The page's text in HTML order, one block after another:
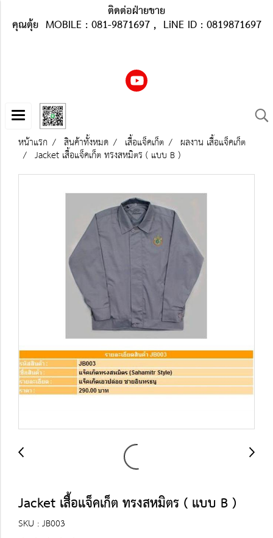
ติดต่อฝ่ายขาย
คุณตุ้ย MOBILE : 081-9871697 , LiNE ID : 0819871697
หน้าแรก สินค้าทั้งหมด เสื้อแจ็คเก็ต ผลงาน เสื้อแจ็คเก็ต
Jacket เสื้อแจ็คเก็ต ทรงสหมิตร ( แบบ B )
Jacket เสื้อแจ็คเก็ต ทรงสหมิตร ( แบบ B )
SKU : JB003